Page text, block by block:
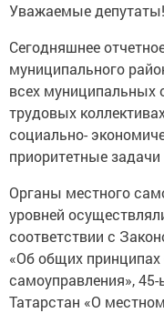
Уважаемые
Сегодняшнее
муниципального
всех муниципальных
трудовых
социально-
приоритетные задачи
Органы местного
уровней
соответствии с
«Об общих принципах
самоуправления»,
Татарстан «О